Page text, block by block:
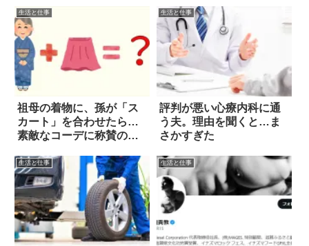
生活と仕事
祖母の着物に、孫が「ス
カート」を合わせたら…
素敵なコーデに称賛の
生活と仕事
評判が悪い心療内科に通
う夫。理由を聞くと…ま
さかすぎた
生活と仕事 生活と仕事